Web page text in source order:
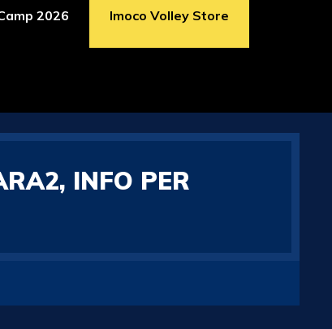
2026 Imoco Volley Store
INFO PER